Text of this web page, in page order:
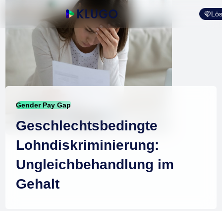
Gender Pay Gap
Geschlechtsbedingte
Lohndiskriminierung:
Ungleichbehandlung im
Gehalt